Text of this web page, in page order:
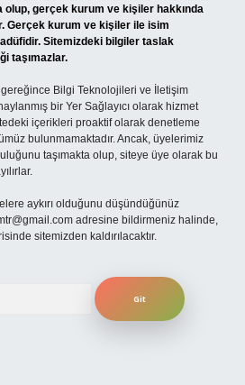
olup, gerçek kurum ve kişiler hakkında
Gerçek kurum ve kişiler ile isim
Sitemizdeki bilgiler taslak
taşımazlar.
gereğince Bilgi Teknolojileri ve İletişim
bir Yer Sağlayıcı olarak hizmet
içerikleri proaktif olarak denetleme
bulunmamaktadır. Ancak, üyelerimiz
taşımakta olup, siteye üye olarak bu
aykırı olduğunu düşündüğünüz
adresine bildirmeniz halinde,
sitemizden kaldırılacaktır.